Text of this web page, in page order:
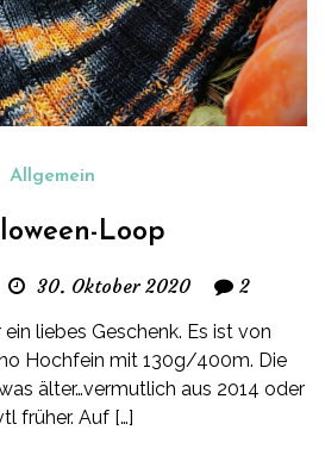
Allgemein
Loop
30. Oktober 2020 2
liebes Geschenk. Es ist von
Hochfein mit 130g/400m. Die
älter…vermutlich aus 2014 oder
früher. Auf […]